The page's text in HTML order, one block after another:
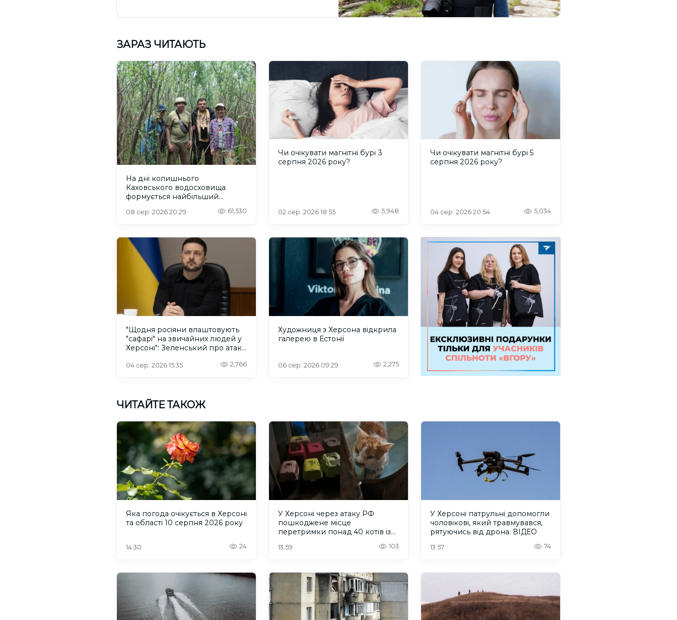
ЗАРАЗ ЧИТАЮТЬ
На дні колишнього
Каховського водосховища
формується найбільший
08 сер. 2026 20:29 61,530
Чи очікувати магнітні бурі 3
серпня 2026 року?
02 сер. 2026 18:55 5,948
Чи очікувати магнітні бурі 5
серпня 2026 року?
04 сер. 2026 20:54 5,034
"Щодня росіяни влаштовують
"сафарі" на звичайних людей у
Херсоні": Зеленський про атаку
04 сер. 2026 15:35 2,766
Художниця з Херсона відкрила
галерею в Естонії
06 сер. 2026 09:29 2,275
ЧИТАЙТЕ ТАКОЖ
Яка погода очікується в Херсоні
та області 10 серпня 2026 року
14:30 24
У Херсоні через атаку РФ
пошкоджене місце
перетримки понад 40 котів із
13:59 103
У Херсоні патрульні допомогли
чоловікові, який травмувався,
рятуючись від дрона. ВІДЕО
13:57 74